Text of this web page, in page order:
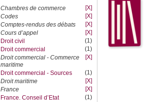
Chambres de commerce
[X]
Codes
[X]
Comptes-rendus des débats
[X]
Cours d’appel
[X]
Droit civil
(1)
Droit commercial
(1)
Droit commercial - Commerce
maritime
[X]
Droit commercial - Sources
(1)
Droit maritime
[X]
France
[X]
France. Conseil d’Etat
(1)